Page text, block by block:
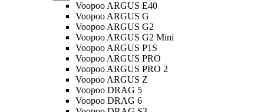
Voopoo ARGUS E40
Voopoo ARGUS G
Voopoo ARGUS G2
Voopoo ARGUS G2 Mini
Voopoo ARGUS P1S
Voopoo ARGUS PRO
Voopoo ARGUS PRO 2
Voopoo ARGUS Z
Voopoo DRAG 5
Voopoo DRAG 6